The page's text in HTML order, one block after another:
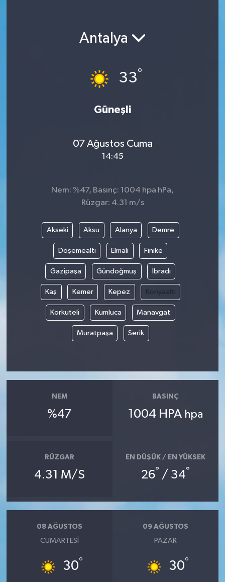
Antalya
33°
Güneşli
07 Ağustos Cuma
14:45
Nem: %47, Basınç: 1004 hpa hPa,
Rüzgar: 4.31 m/s
Akseki Aksu Alanya Demre
Döşemealtı Elmalı Finike
Gazipaşa Gündoğmuş İbradı
Kaş Kemer Kepez Konyaaltı
Korkuteli Kumluca Manavgat
Muratpaşa Serik
NEM
%47
BASINÇ
1004 HPA hpa
RÜZGAR
4.31 M/S
EN DÜŞÜK / EN YÜKSEK
26° / 34°
08 AĞUSTOS
CUMARTESI
30°
09 AĞUSTOS
PAZAR
30°